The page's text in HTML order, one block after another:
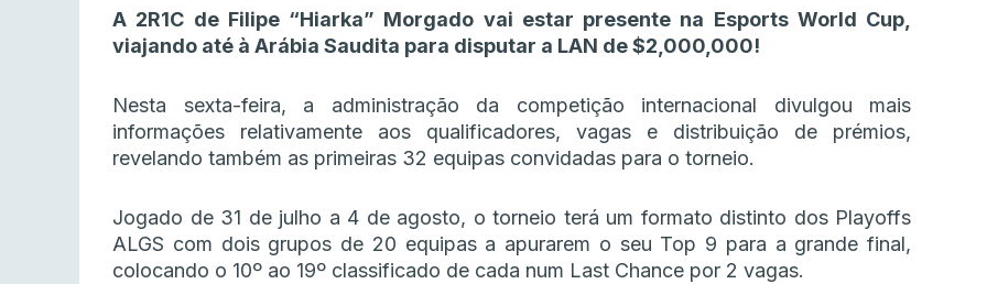
A 2R1C de Filipe “Hiarka” Morgado vai estar presente na Esports World Cup,
viajando até à Arábia Saudita para disputar a LAN de $2,000,000!
Nesta sexta-feira, a administração da competição internacional divulgou mais
informações relativamente aos qualificadores, vagas e distribuição de prémios,
revelando também as primeiras 32 equipas convidadas para o torneio.
Jogado de 31 de julho a 4 de agosto, o torneio terá um formato distinto dos Playoffs
ALGS com dois grupos de 20 equipas a apurarem o seu Top 9 para a grande final,
colocando o 10º ao 19º classificado de cada num Last Chance por 2 vagas.